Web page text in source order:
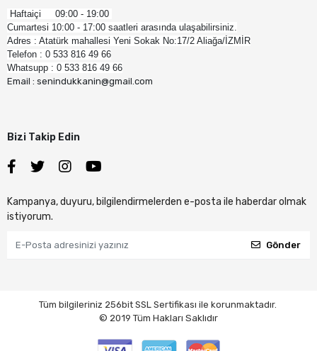
Haftaiçi 09:00 - 19:00
Cumartesi 10:00 - 17:00 saatleri arasında ulaşabilirsiniz.
Adres : Atatürk mahallesi Yeni Sokak No:17/2 Aliağa/İZMİR
Telefon : 0 533 816 49 66
Whatsupp : 0 533 816 49 66
Email : senindukkanin@gmail.com
Bizi Takip Edin
Kampanya, duyuru, bilgilendirmelerden e-posta ile haberdar olmak
istiyorum.
Gönder
Tüm bilgileriniz 256bit SSL Sertifikası ile korunmaktadır.
© 2019 Tüm Hakları Saklıdır